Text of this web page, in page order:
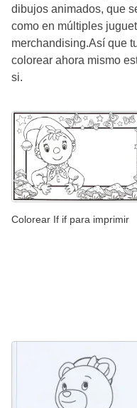
dibujos animados, que
como en múltiples
merchandising.Así que
colorear ahora mismo
si.
Colorear If if para imprimir